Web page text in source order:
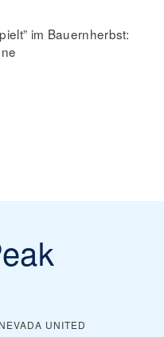
im Bauernherbst:
UNITED